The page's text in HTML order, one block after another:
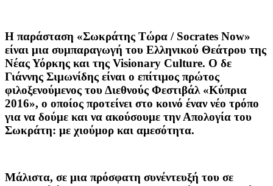
Η παράσταση «Σωκράτης Τώρα / Socrates Now»
είναι μια συμπαραγωγή του Ελληνικού Θεάτρου της
Νέας Υόρκης και της Visionary Culture. Ο δε
Γιάννης Σιμωνίδης είναι ο επίτιμος πρώτος
φιλοξενούμενος του Διεθνούς Φεστιβάλ «Κύπρια
2016», ο οποίος προτείνει στο κοινό έναν νέο τρόπο
για να δούμε και να ακούσουμε την Απολογία του
Σωκράτη: με χιούμορ και αμεσότητα.
Μάλιστα, σε μια πρόσφατη συνέντευξή του σε